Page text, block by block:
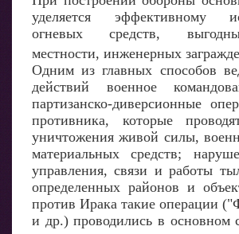
уделяется эффективному
огневых средств,
местности, инженерных
Одним из главных способов
действий военное
партизанско-диверсионные
противника, которые
уничтожения живой силы,
материальных средств;
управления, связи и работы
определенных районов и
против Ирака такие операции
и др.) проводились в